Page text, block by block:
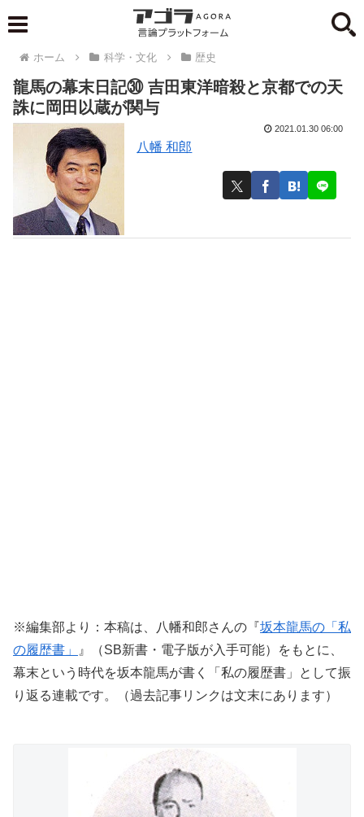
ホーム 科学・文化 歴史
龍馬の幕末日記㉚ 吉田東洋暗殺と京都での天
誅に岡田以蔵が関与
八幡 和郎
2021.01.30 06:00
※編集部より：本稿は、八幡和郎さんの『坂本龍馬の「私
の履歴書」
』（SB新書・電子版が入手可能）をもとに、
幕末という時代を坂本龍馬が書く「私の履歴書」として振
り返る連載です。（過去記事リンクは文末にあります）